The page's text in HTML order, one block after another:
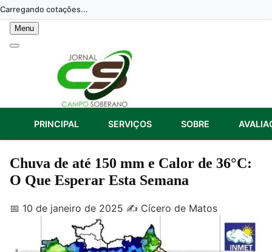
Skip
to
content
Carregando cotações...
Menu
PRINCIPAL SERVIÇOS SOBRE
Chuva de até 150 mm e Calor de 36°C:
O Que Esperar Esta Semana
📅 10 de janeiro de 2025 ✍️ Cícero de Matos